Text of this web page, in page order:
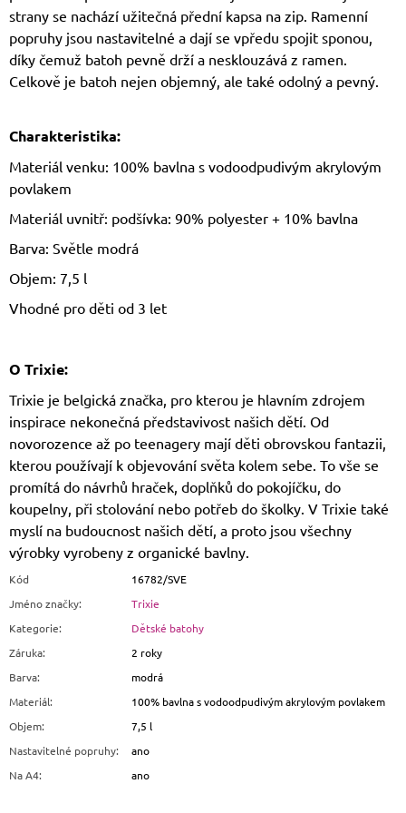
strany se nachází užitečná přední kapsa na zip. Ramenní
popruhy jsou nastavitelné a dají se vpředu spojit sponou,
díky čemuž batoh pevně drží a nesklouzává z ramen.
Celkově je batoh nejen objemný, ale také odolný a pevný.
Charakteristika:
Materiál venku: 100% bavlna s vodoodpudivým akrylovým
povlakem
Materiál uvnitř: podšívka: 90% polyester + 10% bavlna
Barva: Světle modrá
Objem: 7,5 l
Vhodné pro děti od 3 let
O Trixie:
Trixie je belgická značka, pro kterou je hlavním zdrojem
inspirace nekonečná představivost našich dětí. Od
novorozence až po teenagery mají děti obrovskou fantazii,
kterou používají k objevování světa kolem sebe. To vše se
promítá do návrhů hraček, doplňků do pokojíčku, do
koupelny, při stolování nebo potřeb do školky. V Trixie také
myslí na budoucnost našich dětí, a proto jsou všechny
výrobky vyrobeny z organické bavlny.
Kód
16782/SVE
Jméno značky:
Trixie
Kategorie:
Dětské batohy
Záruka:
2 roky
Barva:
modrá
Materiál:
100% bavlna s vodoodpudivým akrylovým povlakem
Objem:
7,5 l
Nastavitelné popruhy:
ano
Na A4: ano